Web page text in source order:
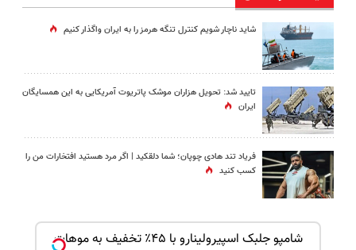
شاید ناچار شویم کنترل تنگه هرمز را به ایران واگذار کنیم
تایید شد: تحویل هزاران موشک پاتریوت آمریکایی به این همسایگان
ایران
فریاد تند هادی چوپان؛‌ شما دلقکید | اگر مرد هستید افتخارات من را
کسب کنید
شامپو جلبک اسپیرولینارو با ۴۵٪ تخفیف به موهات